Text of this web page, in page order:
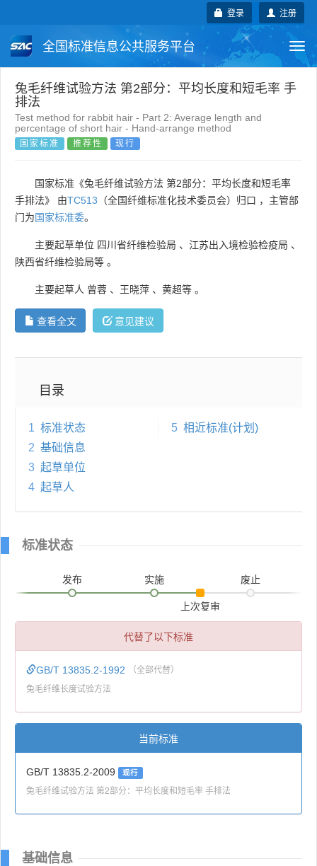
注册
登录
全国标准信息公共服务平台
国家标准 行业标准 地方标准
团体标准 企业标准 国际标准
兔毛纤维试验方法 第2部分：平均长度和短毛率 手
排法
Test method for rabbit hair - Part 2: Average length and
percentage of short hair - Hand-arrange method
国家标准 推荐性 现行
国家标准《兔毛纤维试验方法 第2部分：平均长度和短毛率
手排法》 由TC513 （全国纤维标准化技术委员会）归口 ，主管部
门为国家标准委。
主要起草单位 四川省纤维检验局 、 江苏出入境检验检疫局 、
陕西省纤维检验局等 。
主要起草人 曾蓉 、 王晓萍 、 黄超等 。
查看全文 意见建议
目录
1 标准状态
2 基础信息
3 起草单位
4 起草人
5 相近标准(计划)
标准状态
发布 实施
上次复审
废止
代替了以下标准
GB/T 13835.2-1992 （全部代替）
兔毛纤维长度试验方法
当前标准
GB/T 13835.2-2009 现行
兔毛纤维试验方法 第2部分：平均长度和短毛率 手排法
基础信息